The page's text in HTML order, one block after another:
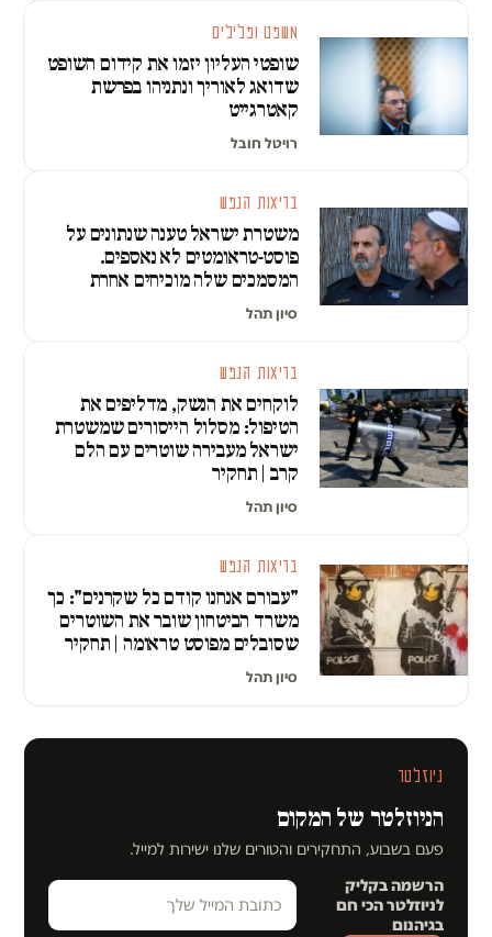
משפט ופלילים
שופטי העליון יזמו את קידום השופט
שדואג לאוריך ונתניהו בפרשת
קאטרגייט
רויטל חובל
בריאות הנפש
משטרת ישראל טענה שנתונים על
פוסט-טראומטים לא נאספים.
המסמכים שלה מוכיחים אחרת
סיון תהל
בריאות הנפש
לוקחים את הנשק, מדליפים את
הטיפול: מסלול הייסורים שמשטרת
ישראל מעבירה שוטרים עם הלם
קרב | תחקיר
סיון תהל
בריאות הנפש
"עבורם אנחנו קודם כל שקרנים": כך
משרד הביטחון שובר את השוטרים
שסובלים מפוסט טראומה | תחקיר
סיון תהל
ניוזלטר
הניוזלטר של המקום
פעם בשבוע, התחקירים והטורים שלנו ישירות למייל.
הרשמה בקליק
לניוזלטר הכי חם
בגיהנום